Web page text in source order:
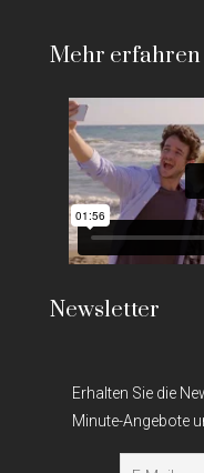
Mehr erfahren
Newsletter
Erhalten Sie die
Minute-Angebote